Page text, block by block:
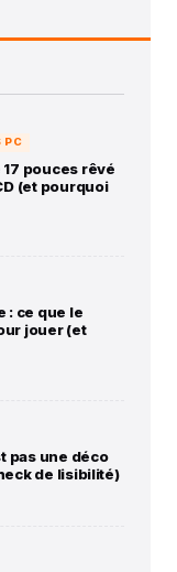
PC
pouces rêvé
(et pourquoi
: ce que le
jouer (et
pas une déco
de lisibilité)